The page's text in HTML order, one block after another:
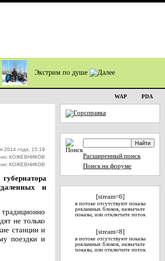
Экстрим по душе
WAP PDA
2014 года, 15:19
КОЖЕВНИКОВ
КОЖЕВНИКОВ
и
не только
станции и
поездки и
Расширенный поиск
Поиск на форуме
[stream=6]
в потоке отсутствуют показы
рекламных блоков, назначьте
показы, или отключите поток
[stream=8]
в потоке отсутствуют показы
рекламных блоков, назначьте
показы, или отключите поток